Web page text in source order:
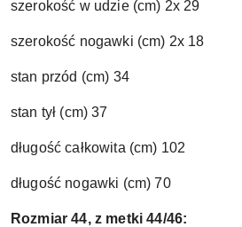
szerokość w udzie (cm) 2x 29
szerokość nogawki (cm) 2x 18
stan przód (cm) 34
stan tył (cm) 37
długość całkowita (cm) 102
długość nogawki (cm) 70
Rozmiar 44, z metki 44/46: